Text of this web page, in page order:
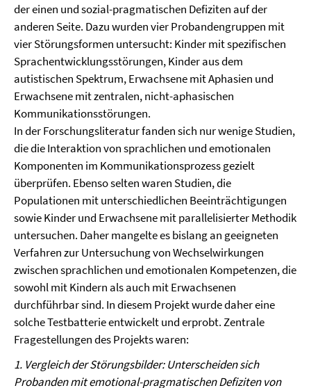
der einen und sozial-pragmatischen Defiziten auf der
anderen Seite. Dazu wurden vier Probandengruppen mit
vier Störungsformen untersucht: Kinder mit spezifischen
Sprachentwicklungsstörungen, Kinder aus dem
autistischen Spektrum, Erwachsene mit Aphasien und
Erwachsene mit zentralen, nicht-aphasischen
Kommunikationsstörungen.
In der Forschungsliteratur fanden sich nur wenige Studien,
die die Interaktion von sprachlichen und emotionalen
Komponenten im Kommunikationsprozess gezielt
überprüfen. Ebenso selten waren Studien, die
Populationen mit unterschiedlichen Beeinträchtigungen
sowie Kinder und Erwachsene mit parallelisierter Methodik
untersuchen. Daher mangelte es bislang an geeigneten
Verfahren zur Untersuchung von Wechselwirkungen
zwischen sprachlichen und emotionalen Kompetenzen, die
sowohl mit Kindern als auch mit Erwachsenen
durchführbar sind. In diesem Projekt wurde daher eine
solche Testbatterie entwickelt und erprobt. Zentrale
Fragestellungen des Projekts waren:
1. Vergleich der Störungsbilder: Unterscheiden sich
Probanden mit emotional-pragmatischen Defiziten von